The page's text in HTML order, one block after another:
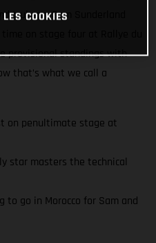
truly on, Sam Sunderland
provisional standings with
that’s what we call a
on penultimate stage at
star masters the technical
to go in Morocco for Sam and
COOKIES